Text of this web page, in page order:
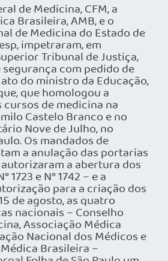
de Medicina, CFM, a
Brasileira, AMB, e o
de Medicina do Estado de
impetraram, em
Tribunal de Justiça,
segurança com pedido de
do ministro da Educação,
que homologou a
de medicina na
Castelo Branco e no
Nove de Julho, no
Os mandados de
a anulação das portarias
a abertura dos
1723 e N° 1742 – e a
para a criação dos
de agosto, as quatro
nacionais – Conselho
Associação Médica
Nacional dos Médicos e
Brasileira –